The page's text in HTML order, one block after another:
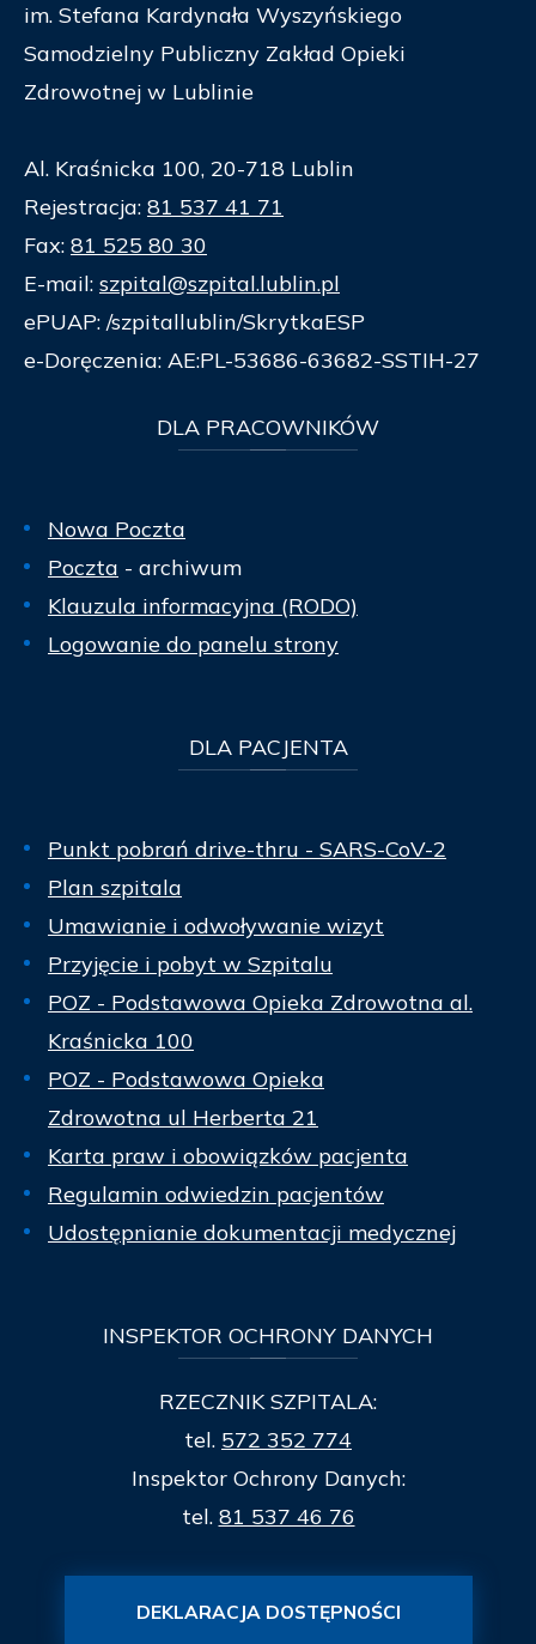
im. Stefana Kardynała Wyszyńskiego
Samodzielny Publiczny Zakład Opieki
Zdrowotnej w Lublinie
Al. Kraśnicka 100, 20-718 Lublin
Rejestracja: 81 537 41 71
Fax: 81 525 80 30
E-mail: szpital@szpital.lublin.pl
ePUAP: /szpitallublin/SkrytkaESP
e-Doręczenia: AE:PL-53686-63682-SSTIH-27
DLA PRACOWNIKÓW
Nowa Poczta
Poczta - archiwum
Klauzula informacyjna (RODO)
Logowanie do panelu strony
DLAPACJENTA
Punkt pobrań drive-thru - SARS-CoV-2
Plan szpitala
Umawianie i odwoływanie wizyt
Przyjęcie i pobyt w Szpitalu
POZ - Podstawowa Opieka Zdrowotna al.
Kraśnicka 100
POZ - Podstawowa Opieka
Zdrowotna ul Herberta 21
Karta praw i obowiązków pacjenta
Regulamin odwiedzin pacjentów
Udostępnianie dokumentacji medycznej
INSPEKTOR OCHRONY DANYCH
RZECZNIK SZPITALA:
tel. 572 352 774
Inspektor Ochrony Danych:
tel. 81 537 46 76
DEKLARACJA DOSTĘPNOŚCI